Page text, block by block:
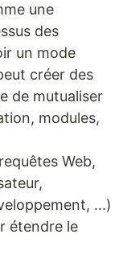
une
des
un mode
créer des
de mutualiser
modules,
Web,
...)
étendre le